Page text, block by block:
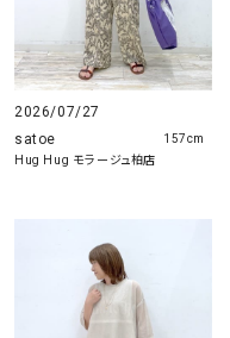
2026/07/27
satoe
Hug Hug モラージュ柏店
157cm